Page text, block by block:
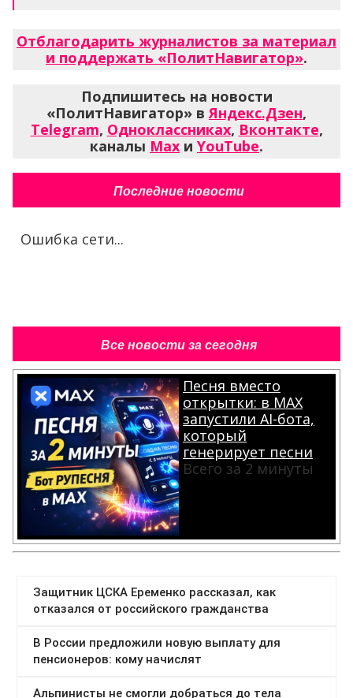
Отблагодарить журналистов за материал
и поддержать «ПолитНавигатор».
Подпишитесь на новости
«ПолитНавигатор» вЯндекс.Дзен,
Telegram, Одноклассниках, Вконтакте,
каналы Max и YouTube.
Последние новости
Ошибка сети...
Все новости за сегодня
Песня вместо
открытки: в MAX
запустили AI-бота,
который
генерирует песни
Всего за 2 минуты